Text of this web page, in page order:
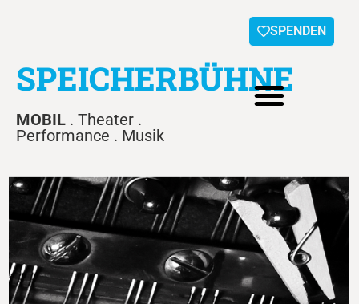
SPENDEN
SPEICHERBÜHNE
MOBIL . Theater .
Performance . Musik